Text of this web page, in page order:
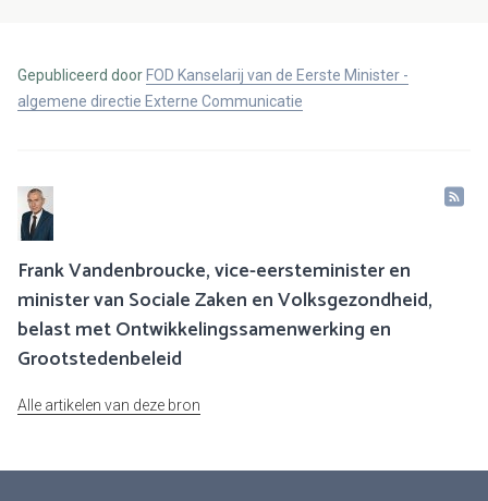
Gepubliceerd door FOD Kanselarij van de Eerste Minister -
algemene directie Externe Communicatie
Frank Vandenbroucke, vice-eersteminister en
minister van Sociale Zaken en Volksgezondheid,
belast met Ontwikkelingssamenwerking en
Grootstedenbeleid
Alle artikelen van deze bron